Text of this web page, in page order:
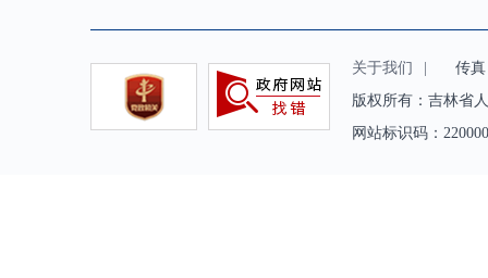
关于我们
传真
版权所有：吉林省
网站标识码：